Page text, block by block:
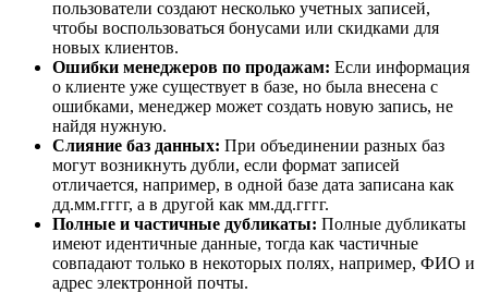
пользователи создают несколько учетных записей,
чтобы воспользоваться бонусами или скидками для
новых клиентов.
Ошибки менеджеров по продажам: Если информация
о клиенте уже существует в базе, но была внесена с
ошибками, менеджер может создать новую запись, не
найдя нужную.
Слияние баз данных: При объединении разных баз
могут возникнуть дубли, если формат записей
отличается, например, в одной базе дата записана как
дд.мм.гггг, а в другой как мм.дд.гггг.
Полные и частичные дубликаты: Полные дубликаты
имеют идентичные данные, тогда как частичные
совпадают только в некоторых полях, например, ФИО и
адрес электронной почты.